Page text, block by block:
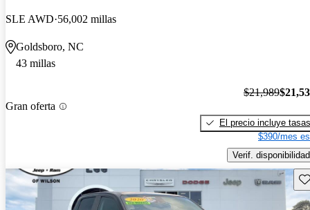
SLE AWD 56,002 millas
Goldsboro, NC
43 millas
Gran oferta
$21,989
El precio incluye tasas
$390/mes
Verif. disponibilidad